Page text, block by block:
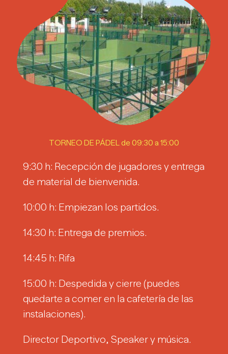
TORNEO DE PÁDEL de 09:30 a 15:00
9:30 h: Recepción de jugadores y entrega
de material de bienvenida.
10:00 h: Empiezan los partidos.
14:30 h: Entrega de premios.
14:45 h: Rifa
15:00 h: Despedida y cierre (puedes
quedarte a comer en la cafetería de las
instalaciones).
Director Deportivo, Speaker y música.